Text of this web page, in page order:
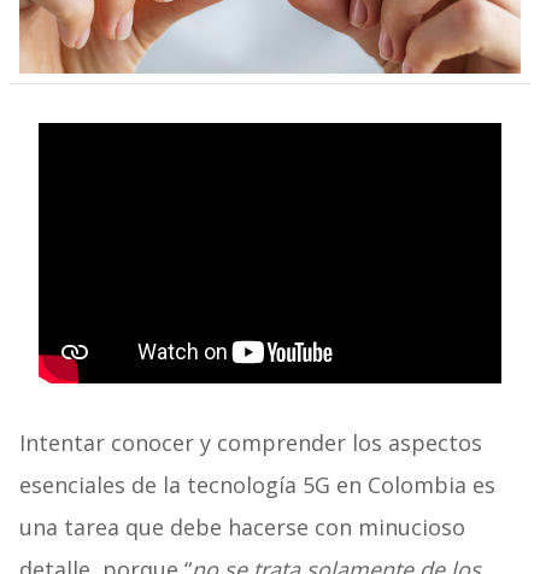
Intentar conocer y comprender los aspectos
esenciales de la tecnología 5G en Colombia es
una tarea que debe hacerse con minucioso